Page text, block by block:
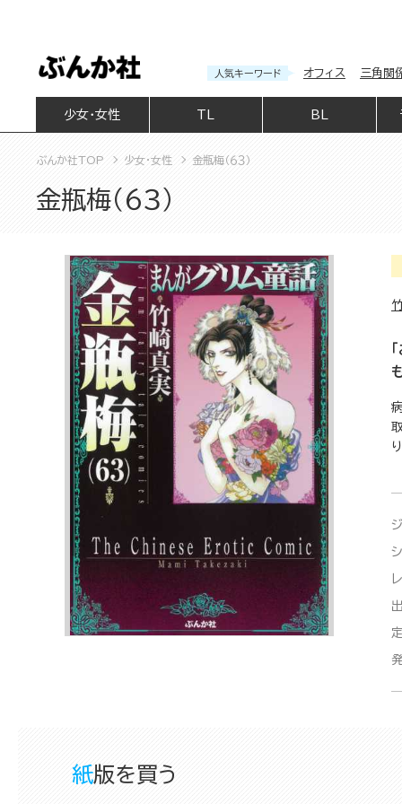
人気キーワード オフィス 三角関
少女・女性 BL
ぶんか社TOP 少女・女性 金瓶梅（６３）
金瓶梅（６３）
紙版を買う